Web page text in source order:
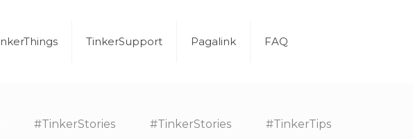
TinkerSupport Pagalink FAQ
#TinkerStories #TinkerStories #TinkerTips